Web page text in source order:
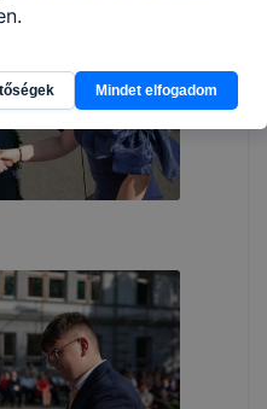
Mindet elfogadom